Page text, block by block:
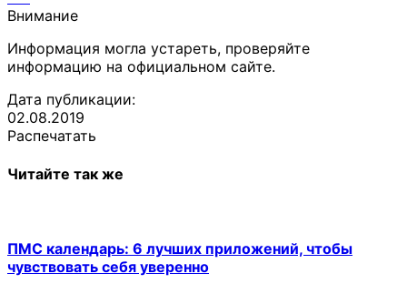
Внимание
Информация могла устареть, проверяйте
информацию на официальном сайте.
Дата публикации:
02.08.2019
Распечатать
Читайте так же
ПМС календарь: 6 лучших приложений, чтобы
чувствовать себя уверенно